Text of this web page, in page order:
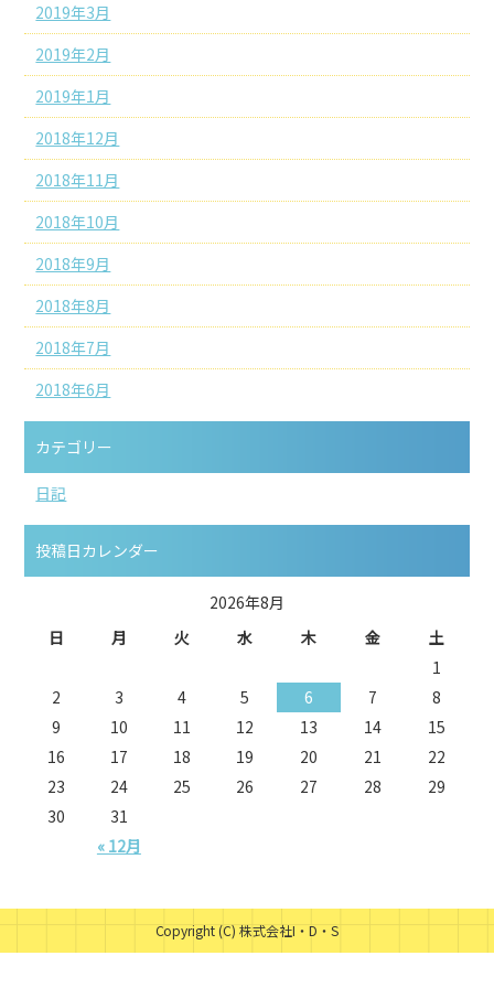
2019年3月
2019年2月
2019年1月
2018年12月
2018年11月
2018年10月
2018年9月
2018年8月
2018年7月
2018年6月
カテゴリー
日記
投稿日カレンダー
2026年8月
日
月 火 水 木 金 土
« 12月
1
2
3 4 5 6 7
8
9
10 11 12 13 14
15
16
17 18 19 20 21
22
23
24 25 26 27 28
29
30
31
Copyright (C) 株式会社I・D・S